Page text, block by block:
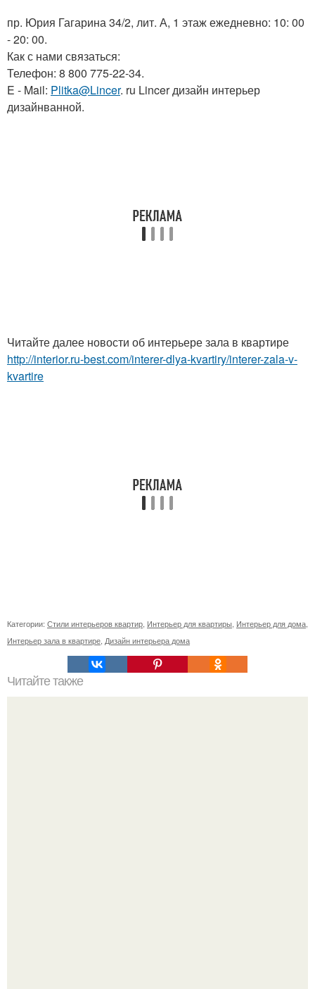
пр. Юрия Гагарина 34/2, лит. А, 1 этаж ежедневно: 10: 00
- 20: 00.
Как с нами связаться:
Телефон: 8 800 775-22-34.
E - Mail: Plitka@Lincer. ru Lincer дизайн интерьер
дизайнванной.
Читайте далее новости об интерьере зала в квартире
http://interior.ru-best.com/interer-dlya-kvartiry/interer-zala-v-
kvartire
Категории: Стили интерьеров квартир Интерьер для квартиры Интерьер для дома
Интерьер зала в квартире Дизайн интерьера дома
Читайте также